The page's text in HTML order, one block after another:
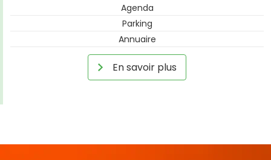
Agenda
Parking
Annuaire
En savoir plus